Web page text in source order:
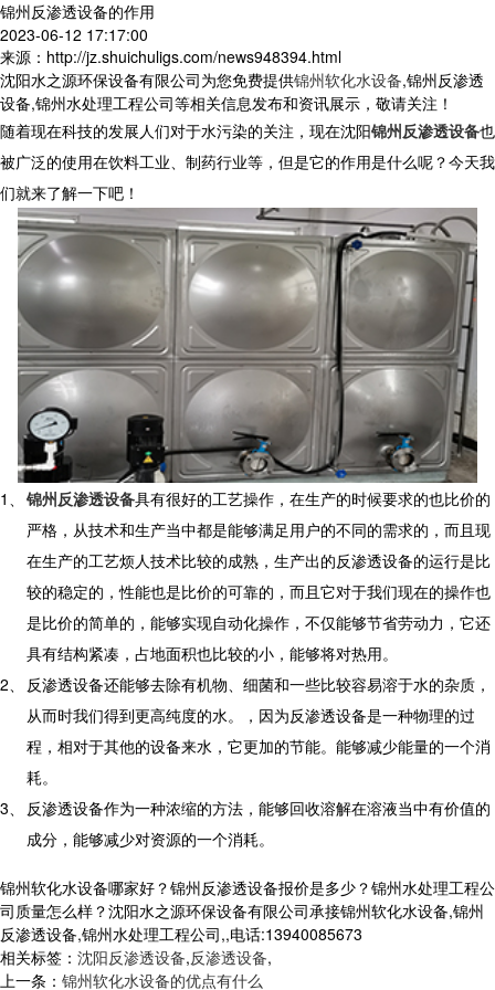
锦州反渗透设备的作用
2023-06-12 17:17:00
来源：http://jz.shuichuligs.com/news948394.html
沈阳水之源环保设备有限公司为您免费提供锦州软化水设备,锦州反渗透
设备,锦州水处理工程公司等相关信息发布和资讯展示，敬请关注！
随着现在科技的发展人们对于水污染的关注，现在沈阳锦州反渗透设备也
被广泛的使用在饮料工业、制药行业等，但是它的作用是什么呢？今天我
们就来了解一下吧！
1、 锦州反渗透设备具有很好的工艺操作，在生产的时候要求的也比价的
严格，从技术和生产当中都是能够满足用户的不同的需求的，而且现
在生产的工艺烦人技术比较的成熟，生产出的反渗透设备的运行是比
较的稳定的，性能也是比价的可靠的，而且它对于我们现在的操作也
是比价的简单的，能够实现自动化操作，不仅能够节省劳动力，它还
具有结构紧凑，占地面积也比较的小，能够将对热用。
2、
反渗透设备还能够去除有机物、细菌和一些比较容易溶于水的杂质，
从而时我们得到更高纯度的水。，因为反渗透设备是一种物理的过
程，相对于其他的设备来水，它更加的节能。能够减少能量的一个消
耗。
3、
反渗透设备作为一种浓缩的方法，能够回收溶解在溶液当中有价值的
成分，能够减少对资源的一个消耗。
锦州软化水设备哪家好？锦州反渗透设备报价是多少？锦州水处理工程公
司质量怎么样？沈阳水之源环保设备有限公司承接锦州软化水设备,锦州
反渗透设备,锦州水处理工程公司,,电话:13940085673
相关标签： 沈阳反渗透设备,反渗透设备,
上一条： 锦州软化水设备的优点有什么